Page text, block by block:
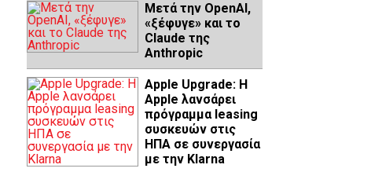
Μετά την OpenAI,
«ξέφυγε» και το
Claude της
Anthropic
Apple Upgrade: Η
Apple λανσάρει
πρόγραμμα leasing
συσκευών στις
ΗΠΑ σε συνεργασία
με την Klarna